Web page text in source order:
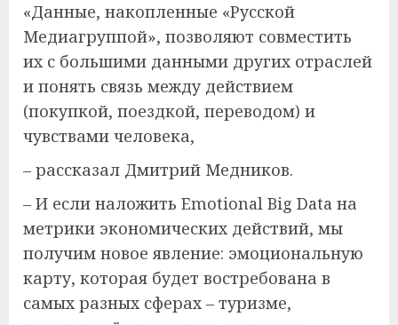
«Данные, накопленные «Русской
Медиагруппой», позволяют совместить
их с большими данными других отраслей
и понять связь между действием
(покупкой, поездкой, переводом) и
чувствами человека,
– рассказал Дмитрий Медников.
– И если наложить Emotional Big Data на
метрики экономических действий, мы
получим новое явление: эмоциональную
карту, которая будет востребована в
самых разных сферах – туризме,